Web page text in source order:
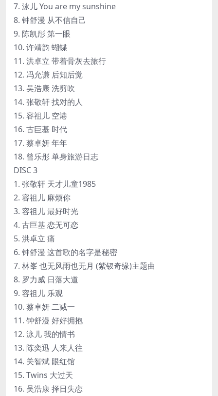
7. 泳儿 You are my sunshine
8. 钟舒漫 从不信自己
9. 陈凯彤 第一眼
10. 许靖韵 蝴蝶
11. 洪卓立 带着骨灰去旅行
12. 冯允谦 后知后觉
13. 吴浩康 洗剪吹
14. 张敬轩 找对的人
15. 容祖儿 空港
16. 古巨基 时代
17. 蔡卓妍 年年
18. 曾乐彤 单身旅游日志
DISC 3
1. 张敬轩 天才儿童1985
2. 容祖儿 麻烦你
3. 容祖儿 最好时光
4. 古巨基 恋无可恋
5. 洪卓立 痛
6. 钟舒漫 这首歌的名字是秘密
7. 林峯 也无风雨也无月 (紫钗奇缘)主题曲
8. 罗力威 日落大道
9. 容祖儿 乐观
10. 蔡卓妍 二减一
11. 钟舒漫 好好拥抱
12. 泳儿 我的情书
13. 陈奕迅 人来人往
14. 关智斌 眼红馆
15. Twins 大过天
16. 吴浩康 择日失恋